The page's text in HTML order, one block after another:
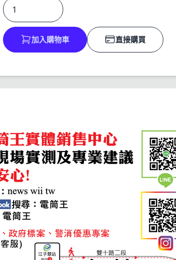
加入購物車 直接購買